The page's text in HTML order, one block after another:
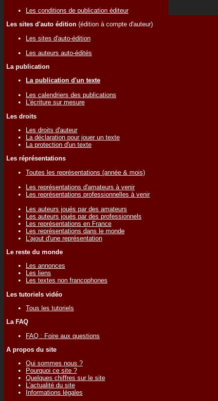
Les conditions de publication éditeur
Les sites d'auto édition (édition à compte d'auteur)
Les sites d'auto-édition
Les auteurs auto-édités
La publication
La publication d'un texte
Les calendriers des publications
L'écriture sur mesure
Les droits
Les droits d'auteur
La déclaration pour jouer un texte
La protection d'un texte
Les réprésentations
Toutes les représentations (année & mois)
Les représentations d'amateurs à venir
Les représentations professionnelles à venir
Les auteurs joués par des amateurs
Les auteurs joués par des professionnels
Les représentations en France
Les représentations dans le monde
L'ajout d'une représentation
Le reste du monde
Les annonces
Les liens
Les textes non francophones
Les tutoriels vidéo
Tous les tutoriels
La FAQ
FAQ : Foire aux questions
A propos du site
Qui sommes nous ?
Pourquoi ce site ?
Quelques chiffres sur le site
L'actualité du site
Informations légales